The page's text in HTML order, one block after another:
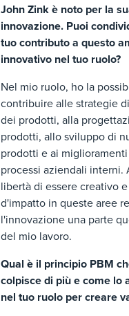
John Zink è noto per la
innovazione. Puoi
tuo contributo a questo
innovativo nel tuo ruolo?
Nel mio ruolo, ho la
contribuire alle strategie
dei prodotti, alla
prodotti, allo sviluppo di
prodotti e ai
processi aziendali interni.
libertà di essere creativo e
d'impatto in queste aree
l'innovazione una parte
del mio lavoro.
Qual è il principio PBM
colpisce di più e come lo
nel tuo ruolo per creare